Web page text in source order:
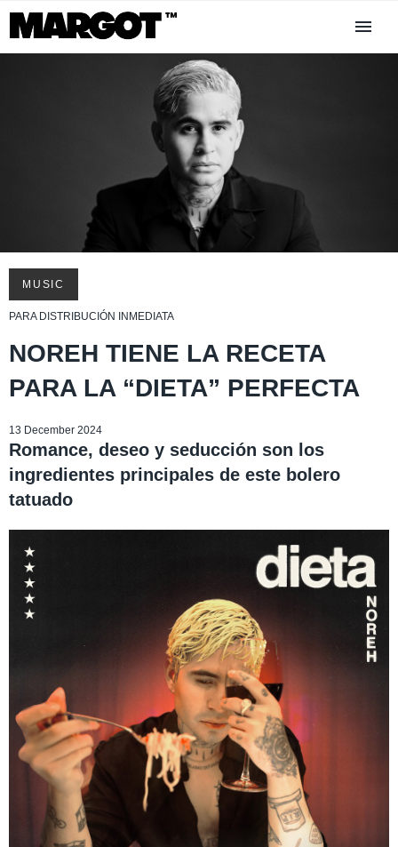
MUSIC
PARA DISTRIBUCIÓN INMEDIATA
NOREH TIENE LA RECETA
PARA LA “DIETA” PERFECTA
13 December 2024
Romance, deseo y seducción son los
ingredientes principales de este bolero
tatuado